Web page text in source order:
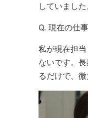
していました
Q. 現在の仕
私が現在担
ないです。
るだけで、